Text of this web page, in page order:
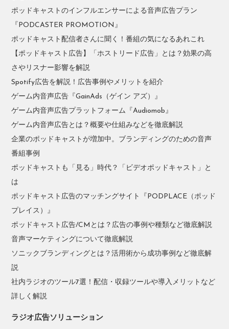
ポッドキャストのインフルエンサーによる音声広告プラン
『PODCASTER PROMOTION』
ポッドキャスト配信者さんに聞く！番組の気になるあれこれ
【ポッドキャスト広告】「ホストリード広告」とは？効果の高
さやリスナー影響を解説
Spotify広告を解説！広告事例やメリットを紹介
ゲーム内音声広告『GainAds（ゲイン アズ）』
ゲーム内音声広告プラットフォーム『Audiomob』
ゲーム内音声広告とは？概要や仕組みなどを徹底解説
企業のポッドキャストが増加中。ブランディングのための音声
番組事例
ポッドキャストも「見る」時代？「ビデオポッドキャスト」と
は
ポッドキャスト広告のマッチングサイト『PODPLACE（ポッド
プレイス）』
ポッドキャスト広告/CMとは？広告の事例や種類など徹底解説
音声マーケティングについて徹底解説
ソニックブランディングとは？活用術から成功事例など徹底解
説
社内ラジオのツール7選！配信・収録ツールや導入メリットなど
詳しく解説
ラジオ広告ソリューション